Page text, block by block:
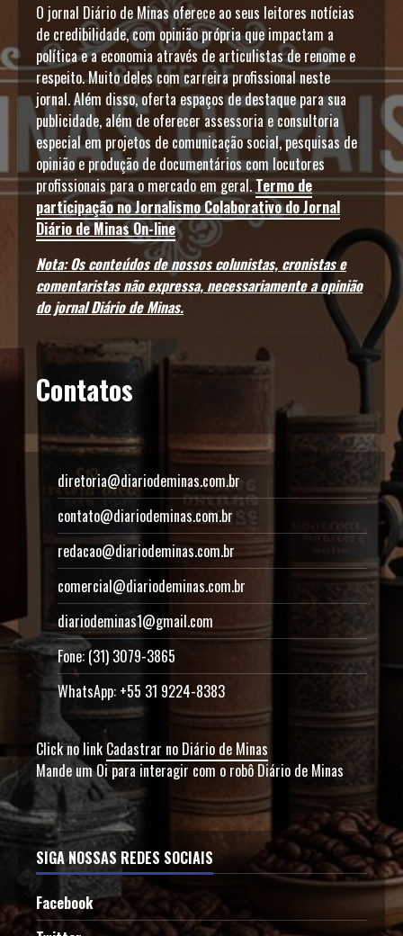
O jornal Diário de Minas oferece ao seus leitores notícias
de credibilidade, com opinião própria que impactam a
política e a economia através de articulistas de renome e
respeito. Muito deles com carreira profissional neste
jornal. Além disso, oferta espaços de destaque para sua
publicidade, além de oferecer assessoria e consultoria
especial em projetos de comunicação social, pesquisas de
opinião e produção de documentários com locutores
profissionais para o mercado em geral.Termo de
participação no Jornalismo Colaborativo do Jornal
Diário de Minas On-line
Nota: Os conteúdos de nossos colunistas, cronistas e
comentaristas não expressa, necessariamente a opinião
do jornal Diário de Minas.
Contatos
diretoria@diariodeminas.com.br
contato@diariodeminas.com.br
redacao@diariodeminas.com.br
comercial@diariodeminas.com.br
diariodeminas1@gmail.com
Fone: (31) 3079-3865
WhatsApp: +55 31 9224-8383
Click no link Cadastrar no Diário de Minas
Mande um Oi para interagir com o robô Diário de Minas
SIGA NOSSAS REDES SOCIAIS
Facebook